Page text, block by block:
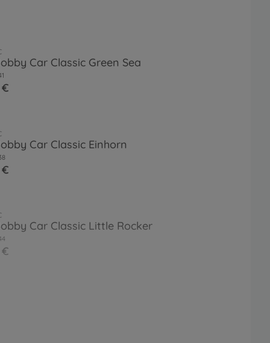
Car Classic Green Sea
€
Car Classic Einhorn
€
Car Classic Little Rocker
€